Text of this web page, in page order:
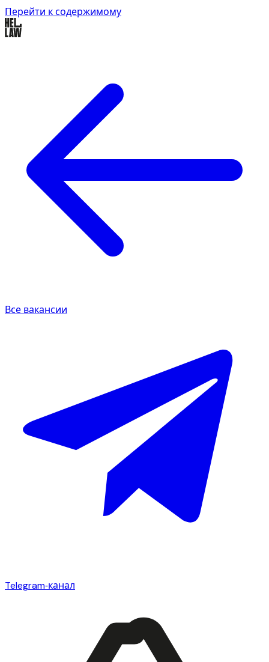
Перейти к содержимому
Все вакансии
Telegram‑канал